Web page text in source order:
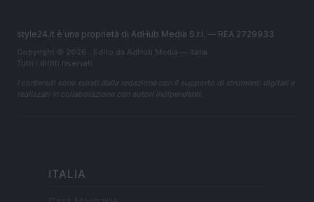
style24.it è una proprietà di AdHub Media S.r.l. — REA 2729933
Copyright © 2026 · Edito da AdHub Media — Italia
Tutti i diritti riservati
I contenuti sono curati dalla redazione con il supporto di strumenti digitali e
realizzati in collaborazione con autori indipendenti.
ITALIA